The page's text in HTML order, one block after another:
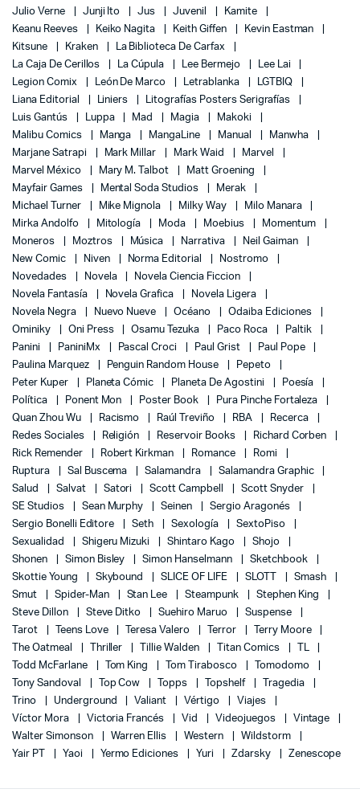
Julio Verne
Junji Ito Jus Juvenil
Kamite
Keanu Reeves
Keiko Nagita Keith Giffen
Kevin Eastman
Kitsune
Kraken
La Biblioteca De Carfax
La Caja De Cerillos
La Cúpula Lee Bermejo
Lee Lai
Legion Comix
León De Marco Letrablanka
LGTBIQ
Liana Editorial
Liniers
Litografías Posters Serigrafías
Luis Gantús
Luppa Mad Magia
Makoki
Malibu Comics
Manga MangaLine Manual
Manwha
Marjane Satrapi
Mark Millar Mark Waid
Marvel
Marvel México
Mary M. Talbot
Matt Groening
Mayfair Games
Mental Soda Studios
Merak
Michael Turner
Mike Mignola Milky Way
Milo Manara
Mirka Andolfo
Mitología Moda Moebius
Momentum
Moneros
Moztros Música Narrativa
Neil Gaiman
New Comic
Niven Norma Editorial
Nostromo
Novedades
Novela
Novela Ciencia Ficcion
Novela Fantasía
Novela Grafica
Novela Ligera
Novela Negra
Nuevo Nueve Océano
Odaiba Ediciones
Ominiky
Oni Press Osamu Tezuka Paco Roca
Paltik
Panini
PaniniMx Pascal Croci Paul Grist
Paul Pope
Paulina Marquez
Penguin Random House
Pepeto
Peter Kuper
Planeta Cómic Planeta De Agostini
Poesía
Política
Ponent Mon Poster Book
Pura Pinche Fortaleza
Quan Zhou Wu
Racismo Raúl Treviño RBA
Recerca
Redes Sociales
Religión Reservoir Books
Richard Corben
Rick Remender
Robert Kirkman Romance
Romi
Ruptura
Sal Buscema Salamandra
Salamandra Graphic
Salud
Salvat Satori Scott Campbell
Scott Snyder
SE Studios
Sean Murphy Seinen
Sergio Aragonés
Sergio Bonelli Editore
Seth Sexología
SextoPiso
Sexualidad
Shigeru Mizuki Shintaro Kago
Shojo
Shonen
Simon Bisley Simon Hanselmann
Sketchbook
Skottie Young
Skybound SLICE OF LIFE SLOTT
Smash
Smut
Spider-Man Stan Lee Steampunk
Stephen King
Steve Dillon
Steve Ditko Suehiro Maruo
Suspense
Tarot
Teens Love Teresa Valero Terror
Terry Moore
The Oatmeal
Thriller Tillie Walden Titan Comics
TL
Todd McFarlane
Tom King Tom Tirabosco
Tomodomo
Tony Sandoval
Top Cow Topps Topshelf
Tragedia
Trino
Underground Valiant Vértigo
Viajes
Víctor Mora
Victoria Francés Vid Videojuegos
Vintage
Walter Simonson
Warren Ellis Western
Wildstorm
Yair PT
Yaoi Yermo Ediciones Yuri Zdarsky Zenescope